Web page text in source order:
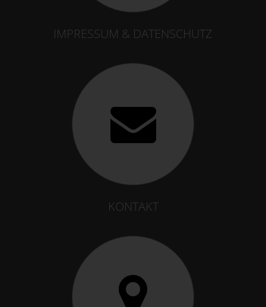
IMPRESSUM & DATENSCHUTZ
KONTAKT